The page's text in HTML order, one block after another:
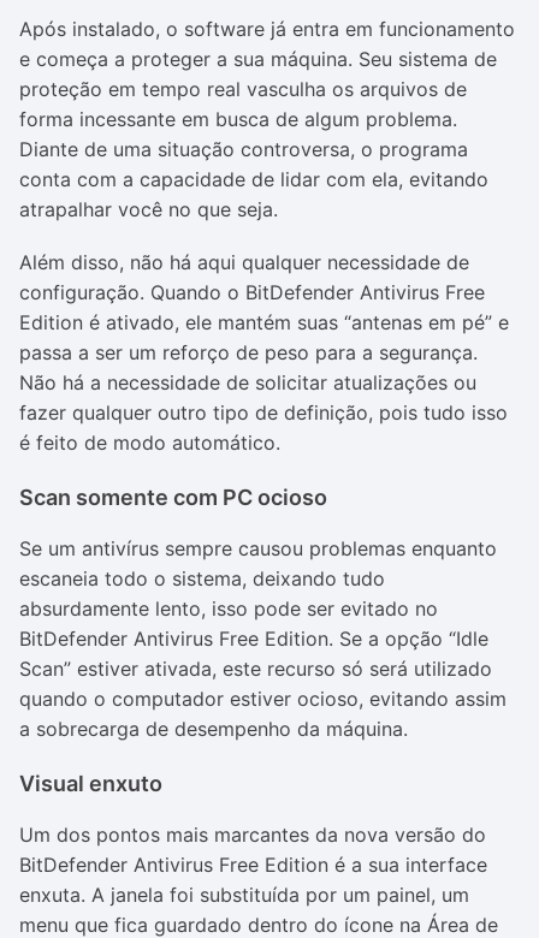
Após instalado, o software já entra em funcionamento
e começa a proteger a sua máquina. Seu sistema de
proteção em tempo real vasculha os arquivos de
forma incessante em busca de algum problema.
Diante de uma situação controversa, o programa
conta com a capacidade de lidar com ela, evitando
atrapalhar você no que seja.
Além disso, não há aqui qualquer necessidade de
configuração. Quando o BitDefender Antivirus Free
Edition é ativado, ele mantém suas “antenas em pé” e
passa a ser um reforço de peso para a segurança.
Não há a necessidade de solicitar atualizações ou
fazer qualquer outro tipo de definição, pois tudo isso
é feito de modo automático.
Scan somente com PC ocioso
Se um antivírus sempre causou problemas enquanto
escaneia todo o sistema, deixando tudo
absurdamente lento, isso pode ser evitado no
BitDefender Antivirus Free Edition. Se a opção “Idle
Scan” estiver ativada, este recurso só será utilizado
quando o computador estiver ocioso, evitando assim
a sobrecarga de desempenho da máquina.
Visual enxuto
Um dos pontos mais marcantes da nova versão do
BitDefender Antivirus Free Edition é a sua interface
enxuta. A janela foi substituída por um painel, um
menu que fica guardado dentro do ícone na Área de